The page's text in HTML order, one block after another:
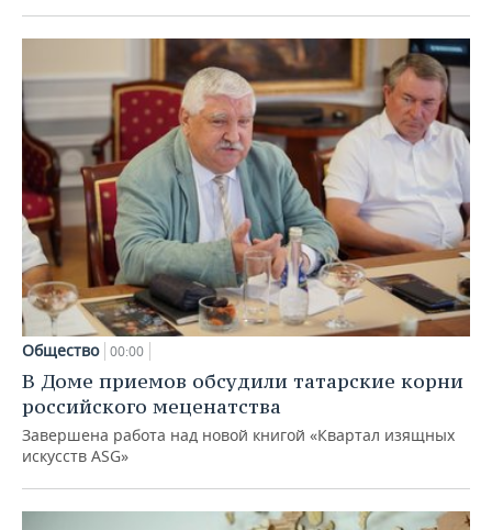
Общество 00:00
В Доме приемов обсудили татарские корни
российского меценатства
Завершена работа над новой книгой «Квартал изящных
искусств ASG»